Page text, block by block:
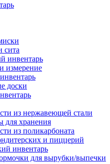
сита
инвентарь
измерение
доски
из нержавеющей стали
для хранения
из поликарбоната
и пиццерий
инвентарь
для вырубки/выпечки